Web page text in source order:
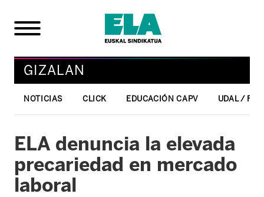
GIZALAN
NOTICIAS CLICK EDUCACIÓN CAPV UDAL /
ELA denuncia la elevada
precariedad en mercado
laboral